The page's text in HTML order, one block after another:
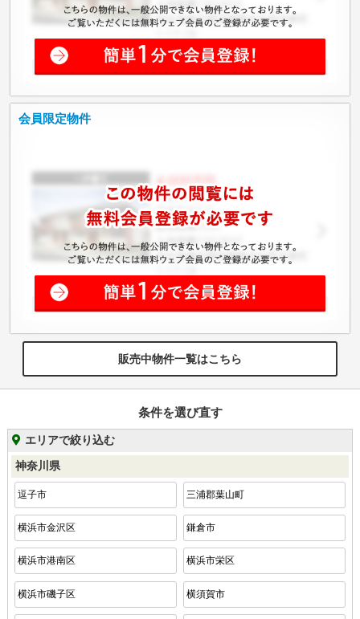
会員限定物件
販売中物件一覧はこちら
条件を選び直す
エリアで絞り込む
神奈川県
逗子市 三浦郡葉山町
横浜市金沢区 鎌倉市
横浜市港南区 横浜市栄区
横浜市磯子区 横須賀市